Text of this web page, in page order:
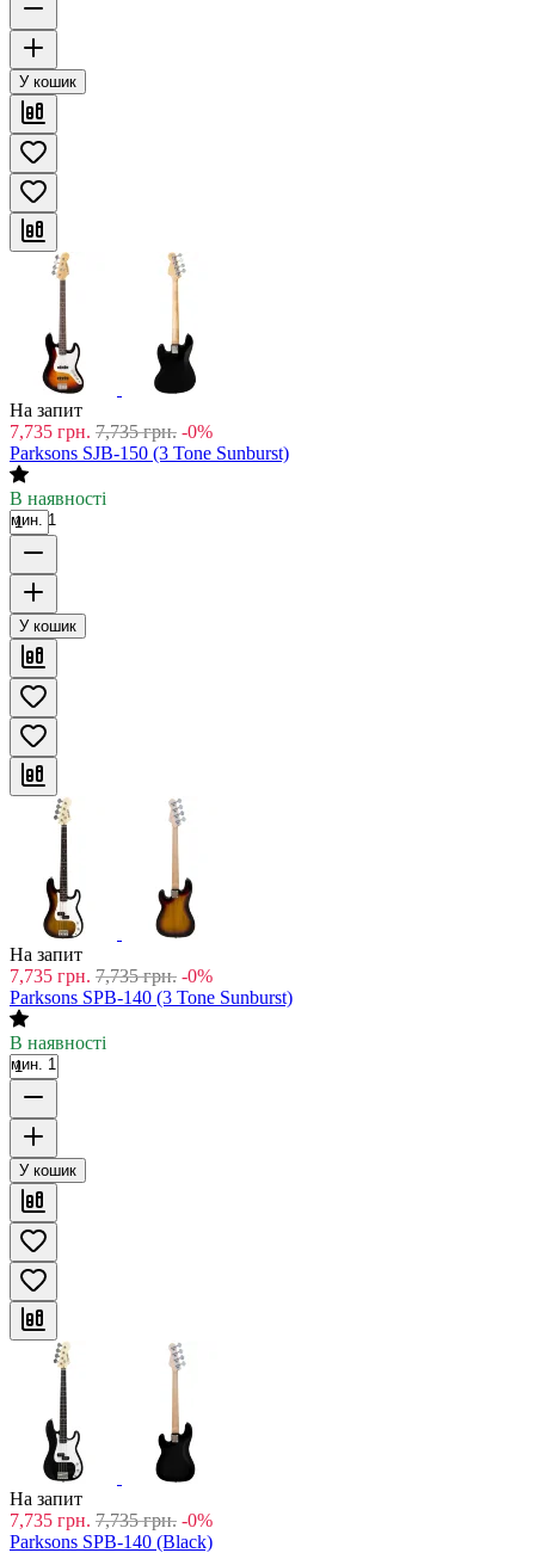
У кошик
На запит
7,735 грн. 7,735 грн. -0%
Parksons SJB-150 (3 Tone Sunburst)
В наявності
мин. 1
У кошик
На запит
7,735 грн. 7,735 грн. -0%
Parksons SPB-140 (3 Tone Sunburst)
В наявності
мин. 1
У кошик
На запит
7,735 грн. 7,735 грн. -0%
Parksons SPB-140 (Black)